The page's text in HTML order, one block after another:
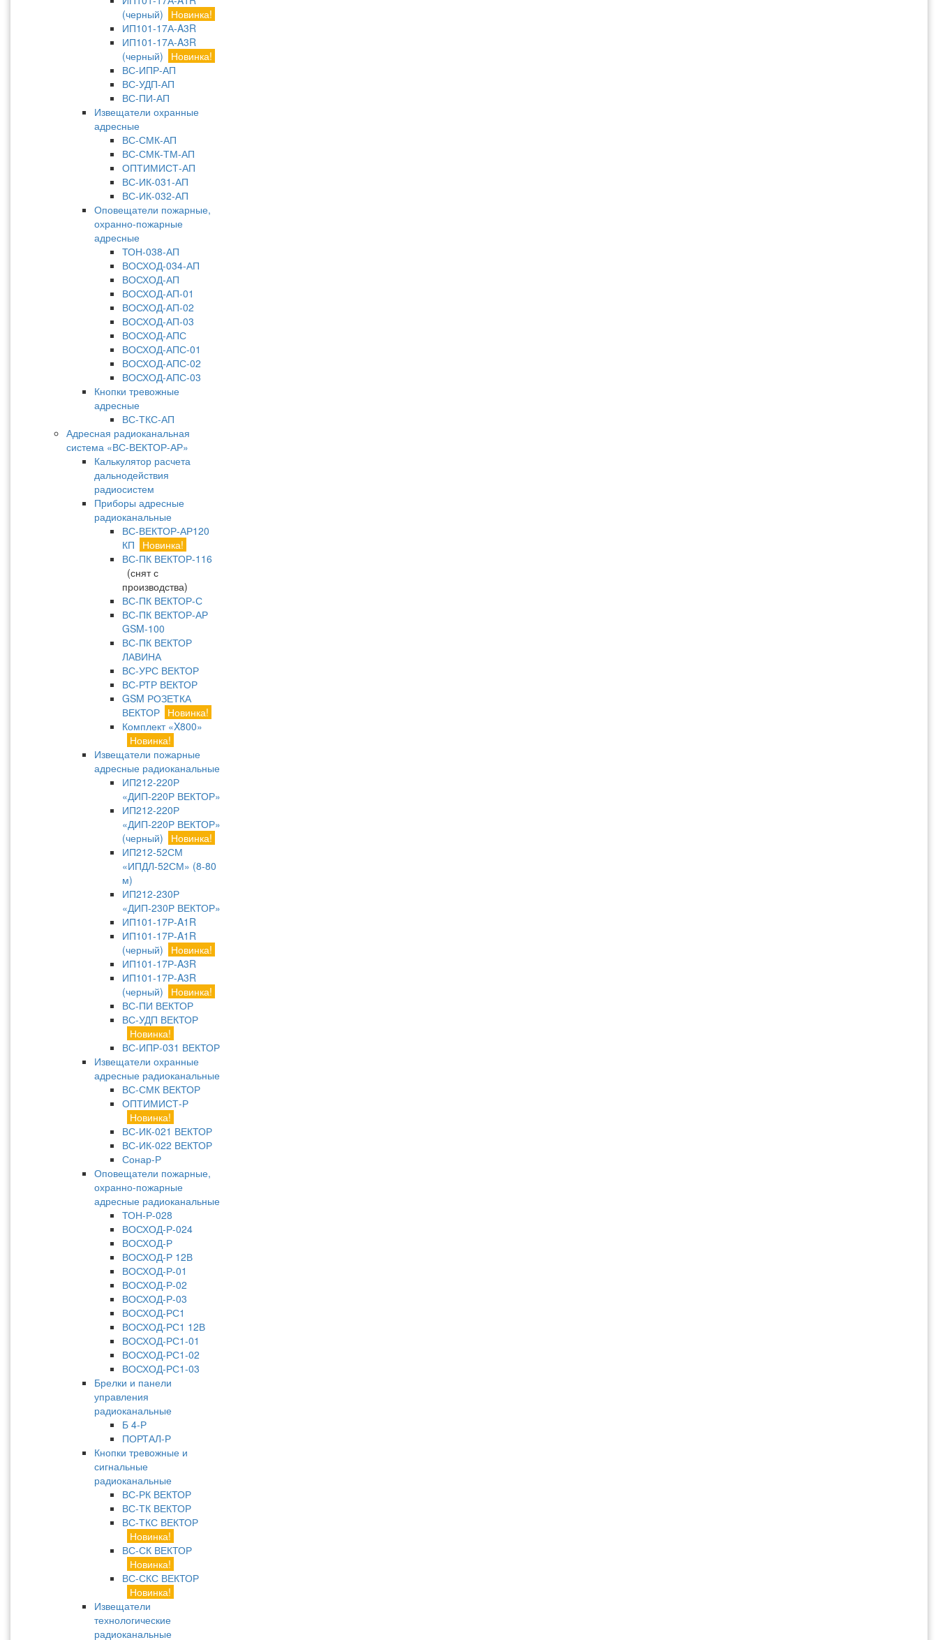
(черный)
Новинка!
ИП101-17А-A3R
ИП101-17А-A3R
(черный)
Новинка!
ВС-ИПР-АП
ВС-УДП-АП
ВС-ПИ-АП
Извещатели охранные
адресные
ВС-СМК-АП
ВС-СМК-ТМ-АП
ОПТИМИСТ-АП
ВС-ИК-031-АП
ВС-ИК-032-АП
Оповещатели пожарные,
охранно-пожарные
адресные
ТОН-038-АП
ВОСХОД-034-АП
ВОСХОД-АП
ВОСХОД-АП-01
ВОСХОД-АП-02
ВОСХОД-АП-03
ВОСХОД-АПС
ВОСХОД-АПС-01
ВОСХОД-АПС-02
ВОСХОД-АПС-03
Кнопки тревожные
адресные
ВС-ТКС-АП
Адресная радиоканальная
система «ВС-ВЕКТОР-АР»
Калькулятор расчета
дальнодействия
радиосистем
Приборы адресные
радиоканальные
ВС-ВЕКТОР-АР120
КП
Новинка!
ВС-ПК ВЕКТОР-116
(снят с
производства)
ВС-ПК ВЕКТОР-С
ВС-ПК ВЕКТОР-АР
GSM-100
ВС-ПК ВЕКТОР
ЛАВИНА
ВС-УРС ВЕКТОР
ВС-РТР ВЕКТОР
GSM РОЗЕТКА
ВЕКТОР Новинка!
Комплект «X800»
Новинка!
Извещатели пожарные
адресные радиоканальные
ИП212-220Р
«ДИП-220Р ВЕКТОР»
ИП212-220Р
«ДИП-220Р ВЕКТОР»
(черный)
Новинка!
ИП212-52СМ
«ИПДЛ-52СМ» (8-80
м)
ИП212-230Р
«ДИП-230Р ВЕКТОР»
ИП101-17Р-A1R
ИП101-17Р-A1R
(черный)
Новинка!
ИП101-17Р-A3R
ИП101-17Р-A3R
(черный)
Новинка!
ВС-ПИ ВЕКТОР
ВС-УДП ВЕКТОР
Новинка!
ВС-ИПР-031 ВЕКТОР
Извещатели охранные
адресные радиоканальные
ВС-СМК ВЕКТОР
ОПТИМИСТ-Р
Новинка!
ВС-ИК-021 ВЕКТОР
ВС-ИК-022 ВЕКТОР
Сонар-Р
Оповещатели пожарные,
охранно-пожарные
адресные радиоканальные
ТОН-Р-028
ВОСХОД-Р-024
ВОСХОД-Р
ВОСХОД-Р 12В
ВОСХОД-Р-01
ВОСХОД-Р-02
ВОСХОД-Р-03
ВОСХОД-РС1
ВОСХОД-РС1 12В
ВОСХОД-РС1-01
ВОСХОД-РС1-02
ВОСХОД-РС1-03
Брелки и панели
управления
радиоканальные
Б 4-Р
ПОРТАЛ-Р
Кнопки тревожные и
сигнальные
радиоканальные
ВС-РК ВЕКТОР
ВС-ТК ВЕКТОР
ВС-ТКС ВЕКТОР
Новинка!
ВС-СК ВЕКТОР
Новинка!
ВС-СКС ВЕКТОР
Новинка!
Извещатели
технологические
радиоканальные